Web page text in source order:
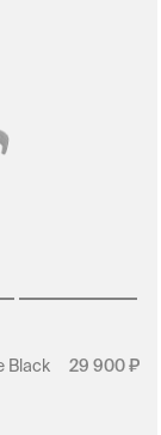
Black
29 900